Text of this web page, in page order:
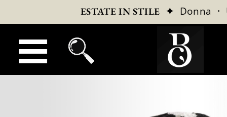
ESTATE IN STILE ✦ Donna ·